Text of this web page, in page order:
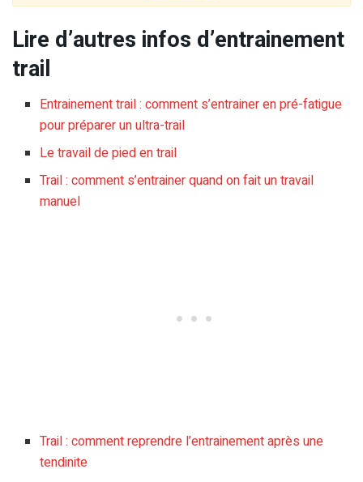
Lire d’autres infos d’entrainement
trail
Entrainement trail : comment s’entrainer en pré-fatigue
pour préparer un ultra-trail
Le travail de pied en trail
Trail : comment s’entrainer quand on fait un travail
manuel
Trail : comment reprendre l’entrainement après une
tendinite